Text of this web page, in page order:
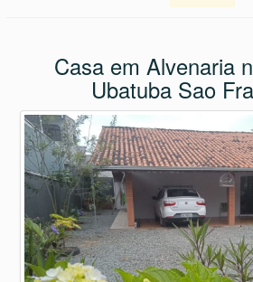
Casa em Alvenaria
Ubatuba Sao